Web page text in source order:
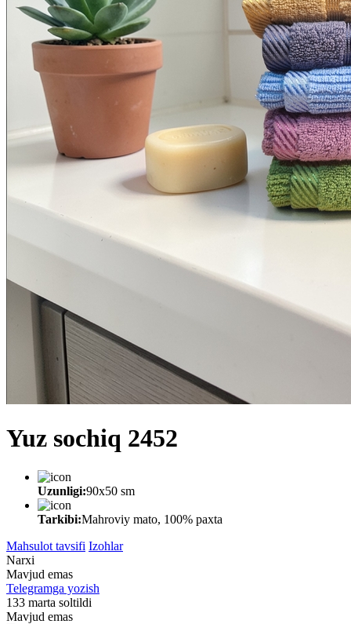
Yuz sochiq 2452
Uzunligi:90x50 sm
Tarkibi:Mahroviy mato, 100% paxta
Mahsulot tavsifi Izohlar
Narxi
Mavjud emas
Telegramga yozish
133 marta soltildi
Mavjud emas